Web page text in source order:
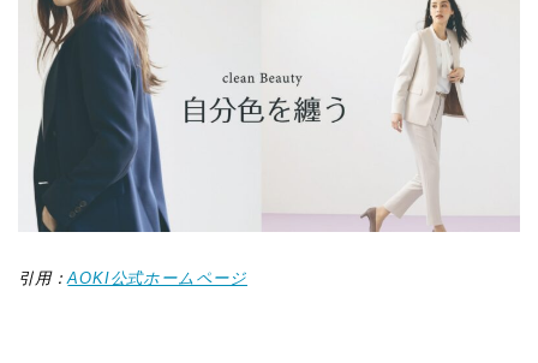
引用：AOKI公式ホームページ